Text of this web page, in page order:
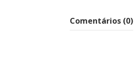
Comentários (0)